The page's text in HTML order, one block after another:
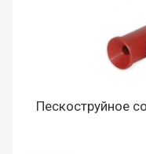
Пескоструйное